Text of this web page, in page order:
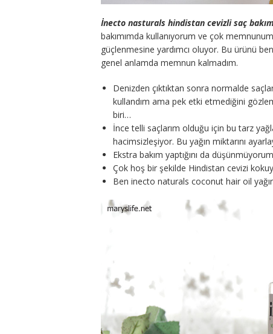
İnecto nasturals hindistan cevizli saç
bakımımda kullanıyorum ve çok
güçlenmesine yardımcı oluyor. Bu ürünü
genel anlamda memnun kalmadım.
Denizden çıktıktan sonra normalde
kullandım ama pek etki etmediğini
biri…
İnce telli saçlarım olduğu için bu tarz
hacimsizleşiyor. Bu yağın miktarını
Ekstra bakım yaptığını da
Çok hoş bir şekilde Hindistan cevizi
Ben inecto naturals coconut hair oil